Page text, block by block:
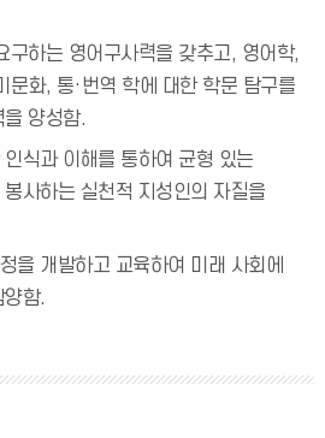
구하는 영어구사력을 갖추고, 영어학,
문화, 통·번역 학에 대한 학문 탐구를
양성함.
식과 이해를 통하여 균형 있는
사하는 실천적 지성인의 자질을
을 개발하고 교육하여 미래 사회에
양함.